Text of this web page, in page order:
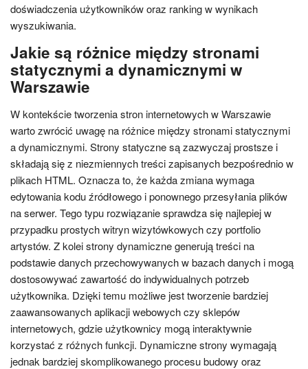
doświadczenia użytkowników oraz ranking w wynikach
wyszukiwania.
Jakie są różnice między stronami
statycznymi a dynamicznymi w
Warszawie
W kontekście tworzenia stron internetowych w Warszawie
warto zwrócić uwagę na różnice między stronami statycznymi
a dynamicznymi. Strony statyczne są zazwyczaj prostsze i
składają się z niezmiennych treści zapisanych bezpośrednio w
plikach HTML. Oznacza to, że każda zmiana wymaga
edytowania kodu źródłowego i ponownego przesyłania plików
na serwer. Tego typu rozwiązanie sprawdza się najlepiej w
przypadku prostych witryn wizytówkowych czy portfolio
artystów. Z kolei strony dynamiczne generują treści na
podstawie danych przechowywanych w bazach danych i mogą
dostosowywać zawartość do indywidualnych potrzeb
użytkownika. Dzięki temu możliwe jest tworzenie bardziej
zaawansowanych aplikacji webowych czy sklepów
internetowych, gdzie użytkownicy mogą interaktywnie
korzystać z różnych funkcji. Dynamiczne strony wymagają
jednak bardziej skomplikowanego procesu budowy oraz